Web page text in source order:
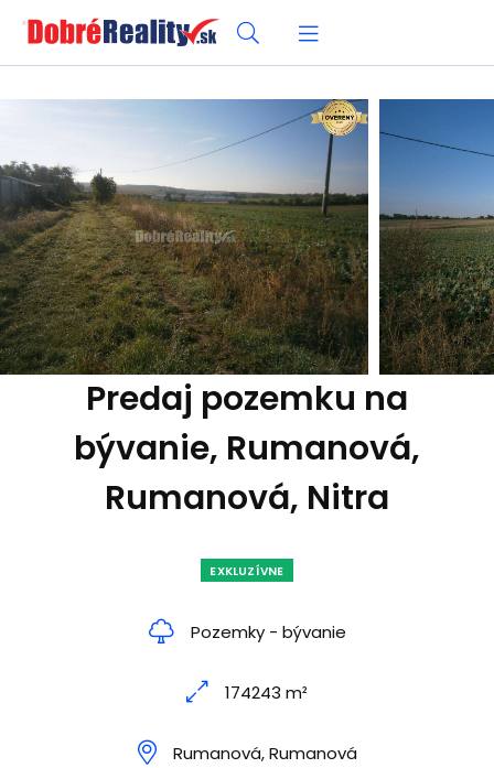
Predaj pozemku na
bývanie, Rumanová,
Rumanová, Nitra
EXKLUZÍVNE
Pozemky - bývanie
174243 m²
Rumanová, Rumanová